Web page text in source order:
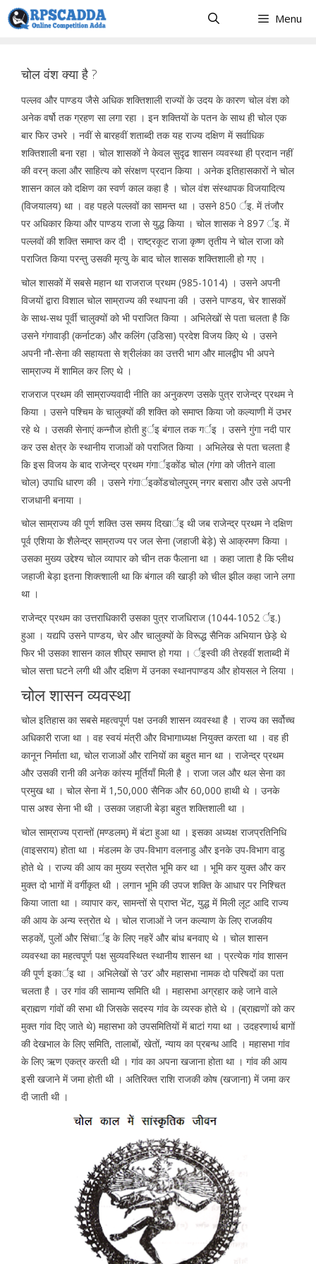
Skip
to
Menu
चोल वंश क्या है ?
पल्लव और पाण्डय जैसे अधिक शक्तिशाली राज्यों के उदय के कारण चोल वंश को
अनेक वर्षो तक ग्रहण सा लगा रहा । इन शक्तियों के पतन के साथ ही चोल एक
बार फिर उभरे । नवीं से बारहवीं शताब्दी तक यह राज्य दक्षिण में सर्वाधिक
शक्तिशाली बना रहा । चोल शासकों ने केवल सुदृढ शासन व्यवस्था ही प्रदान नहीं
की वरन् कला और साहित्य को संरक्षण प्रदान किया । अनेक इतिहासकारों ने चोल
शासन काल को दक्षिण का स्वर्ण काल कहा है । चोल वंश संस्थापक विजयादित्य
(विजयालय) था । वह पहले पल्लवों का सामन्त था । उसने 850 र्इ. में तंजौर
पर अधिकार किया और पाण्डय राजा से युद्ध किया । चोल शासक ने 897 र्इ. में
पल्लवों की शक्ति समाप्त कर दी । राष्ट्रकूट राजा कृष्ण तृतीय ने चोल राजा को
पराजित किया परन्तु उसकी मृत्यु के बाद चोल शासक शक्तिशाली हो गए ।
चोल शासकों में सबसे महान था राजराज प्रथम (985-1014) । उसने अपनी
विजयों द्वारा विशाल चोल साम्राज्य की स्थापना की । उसने पाण्डय, चेर शासकों
के साथ-सथ पूर्वी चालुक्यों को भी पराजित किया । अभिलेखों से पता चलता है कि
उसने गंगावाड़ी (कर्नाटक) और कलिंग (उडिसा) प्रदेश विजय किए थे । उसने
अपनी नौ-सेना की सहायता से श्रीलंका का उत्तरी भाग और मालद्वीप भी अपने
साम्राज्य में शामिल कर लिए थे ।
राजराज प्रथम की साम्राज्यवादी नीति का अनुकरण उसके पुत्र राजेन्द्र प्रथम ने
किया । उसने पश्चिम के चालुक्यों की शक्ति को समाप्त किया जो कल्याणी में उभर
रहे थे । उसकी सेनाएं कन्नौज होती हुर्इ बंगाल तक गर्इ । उसने गुंगा नदी पार
कर उस क्षेत्र के स्थानीय राजाओं को पराजित किया । अभिलेख से पता चलता है
कि इस विजय के बाद राजेन्द्र प्रथम गंगार्इकोंड चोल (गंगा को जीतने वाला
चोल) उपाधि धारण की । उसने गंगार्इकोंडचोलपुरम् नगर बसारा और उसे अपनी
राजधानी बनाया ।
चोल साम्राज्य की पूर्ण शक्ति उस समय दिखार्इ थी जब राजेन्द्र प्रथम ने दक्षिण
पूर्व एशिया के शैलेन्द्र साम्राज्य पर जल सेना (जहाजी बेड़े) से आक्रमण किया ।
उसका मुख्य उद्देश्य चोल व्यापार को चीन तक फैलाना था । कहा जाता है कि प्लीथ
जहाजी बेड़ा इतना शिक्त्शाली था कि बंगाल की खाड़ी को चील झील कहा जाने लगा
था ।
राजेन्द्र प्रथम का उत्तराधिकारी उसका पुत्र राजधिराज (1044-1052 र्इ.)
हुआ । यद्यपि उसने पाण्डय, चेर और चालुक्यों के विरूद्ध सैनिक अभियान छेड़े थे
फिर भी उसका शासन काल शीघ्र समाप्त हो गया । र्इस्वी की तेरहवीं शताब्दी में
चोल सत्ता घटने लगी थी और दक्षिण में उनका स्थानपाण्डय और होयसल ने लिया ।
चोल शासन व्यवस्था
चोल इतिहास का सबसे महत्वपूर्ण पक्ष उनकी शासन व्यवस्था है । राज्य का सर्वोच्च
अधिकारी राजा था । वह स्वयं मंत्री और विभागाध्यक्ष नियुक्त करता था । वह ही
कानून निर्माता था, चोल राजाओं और रानियों का बहुत मान था । राजेन्द्र प्रथम
और उसकी रानी की अनेक कांस्य मूर्तियाँ मिली है । राजा जल और थल सेना का
प्रमुख था । चोल सेना में 1,50,000 सैनिक और 60,000 हाथी थे । उनके
पास अश्व सेना भी थी । उसका जहाजी बेड़ा बहुत शक्तिशाली था ।
चोल साम्राज्य प्रान्तों (मण्डलम्) में बंटा हुआ था । इसका अध्यक्ष राजप्रतिनिधि
(वाइसराय) होता था । मंडलम के उप-विभाग वलनाडु और इनके उप-विभाग वाडु
होते थे । राज्य की आय का मुख्य स्त्रोत भूमि कर था । भूमि कर युक्त और कर
मुक्त दो भागों में वर्गीकृत थी । लगान भूमि की उपज शक्ति के आधार पर निश्चित
किया जाता था । व्यापार कर, सामन्तों से प्राप्त भेंट, युद्ध में मिली लूट आदि राज्य
की आय के अन्य स्त्रोत थे । चोल राजाओं ने जन कल्याण के लिए राजकीय
सड़कों, पुलों और सिंचार्इ के लिए नहरें और बांध बनवाए थे । चोल शासन
व्यवस्था का महत्वपूर्ण पक्ष सुव्यवस्थित स्थानीय शासन था । प्रत्येक गांव शासन
की पूर्ण इकार्इ था । अभिलेखों से ‘उर’ और महासभा नामक दो परिषदों का पता
चलता है । उर गांव की सामान्य समिति थी । महासभा अग्रहार कहे जाने वाले
ब्राह्मण गांवों की सभा थी जिसके सदस्य गांव के व्यस्क होते थे । (ब्राह्मणों को कर
मुक्त गांव दिए जाते थे) महासभा को उपसमितियों में बाटां गया था । उदहरणार्थ बागों
की देखभाल के लिए समिति, तालाबों, खेतों, न्याय का प्रबन्ध आदि । महासभा गांव
के लिए ऋण एकत्र करती थी । गांव का अपना खजाना होता था । गांव की आय
इसी खजाने में जमा होती थी । अतिरिक्त राशि राजकी कोष (खजाना) में जमा कर
दी जाती थी ।